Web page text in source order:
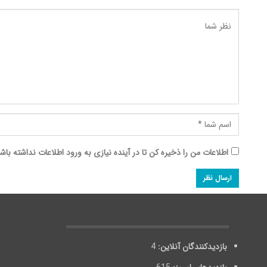
اطلاعات من را ذخیره کن تا در آینده نیازی به ورود اطلاعات نداشته
بازدیدکنندگان آنلاین: 4